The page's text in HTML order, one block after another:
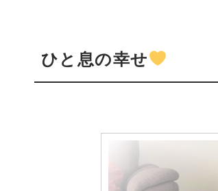
ひと息の幸せ